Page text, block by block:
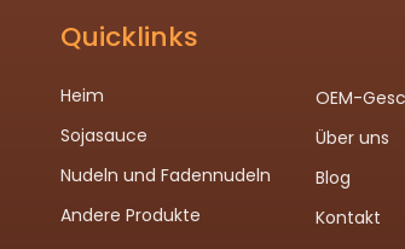
Quicklinks
Heim
Sojasauce
Nudeln und Fadennudeln
Andere Produkte
OEM-
Über uns
Blog
Kontakt